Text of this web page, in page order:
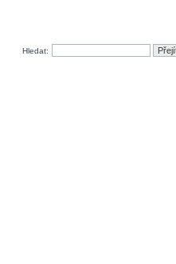
Hledat: